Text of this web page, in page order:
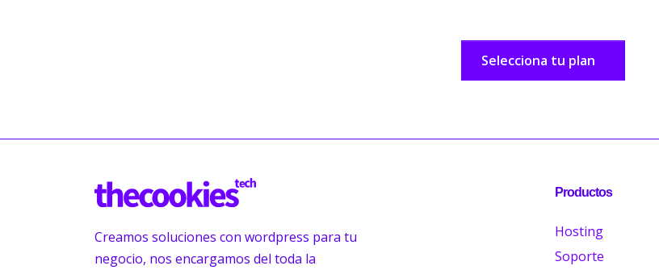
Selecciona tu plan
Creamos soluciones con wordpress para tu
negocio, nos encargamos del toda la
Productos
Hosting
Soporte